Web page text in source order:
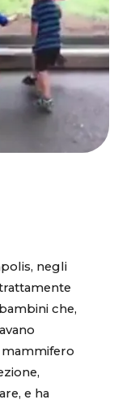
negli
che,
mammifero
e ha